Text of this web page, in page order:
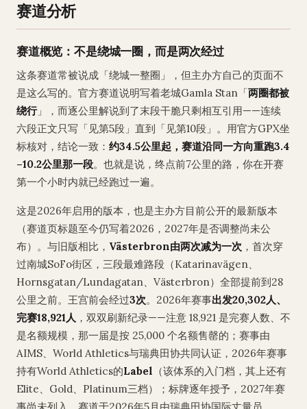
赛道分析
赛道概览：不是绕城一圈，而是两次经过
这条赛道常被说成「绕城一整圈」，但主办方自己的页面不
是这么写的。官方赛道说明写着老城Gamla Stan「两圈都被
绕行」，而逐公里解说到了末段干脆只剩相互引用——连续
六段正文只写「见第5段」直到「见第10段」。用官方GPX坐
标核对，结论一致： 约34.5公里起，赛道沿同一方向重跑3.4
–10.2公里那一段。也就是说，终点前7公里的路，你在开赛
第一个小时内就已经跑过一遍。
这是2026年启用的版本，也是主办方目前公开的最新版本
（赛道页标题至今仍写着2026，2027年是否调整尚未公
布）。与旧版相比， Västerbron由两次减为一次 ，首次穿
过南城SoFo街区，三段最难路段（Katarinavägen、
Hornsgatan/Lundagatan、Västerbron）全部提前到28
公里之前。王宫前会经过3次。2026年赛事出发20,302人、
完赛18,921人 ，双双刷新纪录——注意 18,921 是完赛人数、不
是名额规模，那一届是按 25,000 个名额售罄的；赛事由
AIMS、World Athletics与瑞典田协共同认证，2026年赛事
持有World Athletics的Label （该体系的入门档，其上还有
Elite、Gold、Platinum三档）；标牌逐年授予，2027年赛